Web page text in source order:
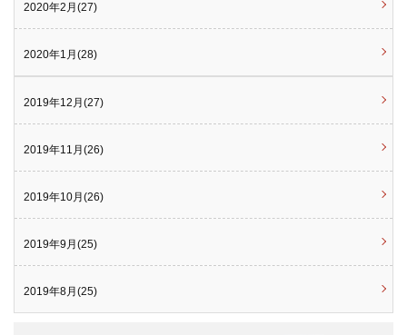
2020年2月(27)
2020年1月(28)
2019年12月(27)
2019年11月(26)
2019年10月(26)
2019年9月(25)
2019年8月(25)